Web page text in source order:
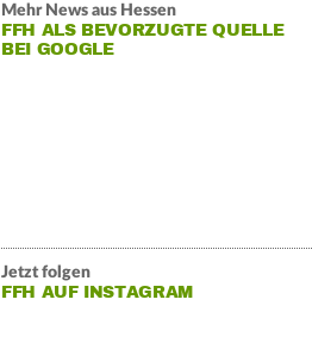
Mehr News aus Hessen
FFH ALS BEVORZUGTE QUELLE
BEI GOOGLE
Jetzt folgen
FFH AUF INSTAGRAM